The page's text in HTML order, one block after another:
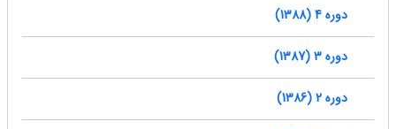
دوره 4 (1388)
دوره 3 (1387)
دوره 2 (1386)